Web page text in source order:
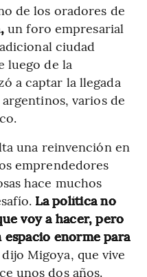
de los oradores de
un foro empresarial
ciudad
luego de la
a captar la llegada
varios de
una reinvención en
emprendedores
hace muchos
La política no
voy a hacer, pero
espacio enorme para
dijo Migoya, que vive
unos dos años.